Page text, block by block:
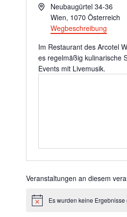
AdresseNeubaugürtel 34-36
Wien, 1070 Österreich
Wegbeschreibung
Im Restaurant des Arcotel
es regelmäßig kulinarische
Events mit Livemusik.
Veranstaltungen an diesem
HinweisEs wurden keine Ergebnisse